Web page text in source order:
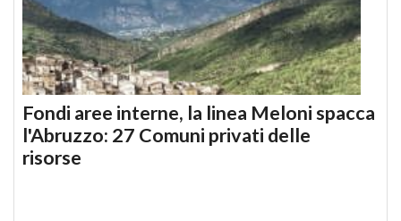
Fondi aree interne, la linea Meloni spacca
l'Abruzzo: 27 Comuni privati delle
risorse